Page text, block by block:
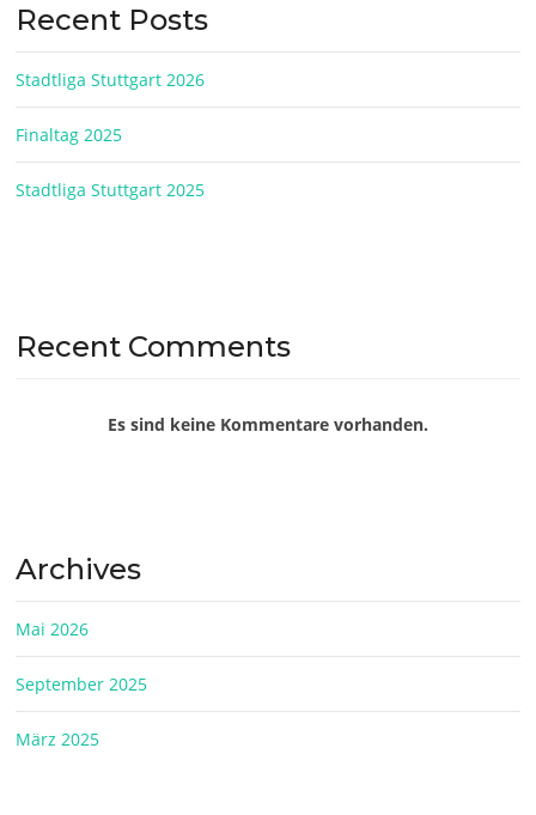
Recent Posts
Stadtliga Stuttgart 2026
Finaltag 2025
Stadtliga Stuttgart 2025
Recent Comments
Es sind keine Kommentare vorhanden.
Archives
Mai 2026
September 2025
März 2025